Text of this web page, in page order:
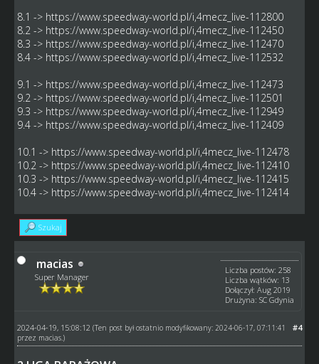
8.1 -> https://www.speedway-world.pl/i,4mecz_live-112800
8.2 -> https://www.speedway-world.pl/i,4mecz_live-112450
8.3 -> https://www.speedway-world.pl/i,4mecz_live-112470
8.4 -> https://www.speedway-world.pl/i,4mecz_live-112532
9.1 -> https://www.speedway-world.pl/i,4mecz_live-112473
9.2 -> https://www.speedway-world.pl/i,4mecz_live-112501
9.3 -> https://www.speedway-world.pl/i,4mecz_live-112949
9.4 -> https://www.speedway-world.pl/i,4mecz_live-112409
10.1 -> https://www.speedway-world.pl/i,4mecz_live-112478
10.2 -> https://www.speedway-world.pl/i,4mecz_live-112410
10.3 -> https://www.speedway-world.pl/i,4mecz_live-112415
10.4 -> https://www.speedway-world.pl/i,4mecz_live-112414
Szukaj
macias
Super Manager
Liczba postów: 258
Liczba wątków: 13
Dołączył: Aug 2019
Drużyna: SC Gdynia
#4
2024-04-19, 15:08:12 (Ten post był ostatnio modyfikowany: 2024-06-17, 07:11:41
przez macias.)